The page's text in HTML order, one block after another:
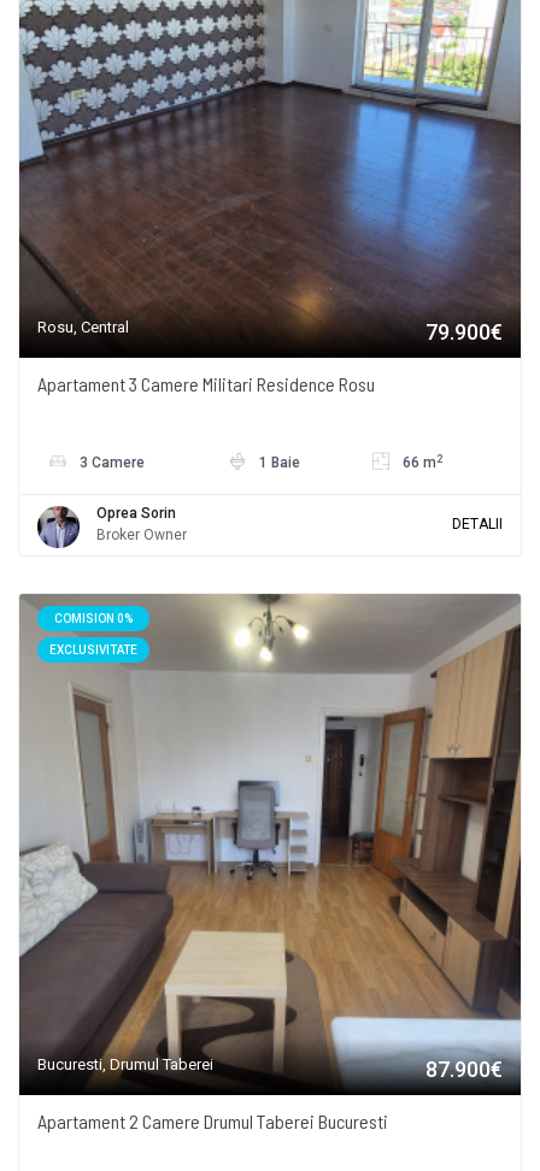
Rosu, Central 79.900€
Apartament 3 Camere Militari Residence Rosu
3 Camere 1 Baie 66 m 2
Oprea Sorin
Broker Owner
DETALII
COMISION 0%
EXCLUSIVITATE
Bucuresti, Drumul Taberei 87.900€
Apartament 2 Camere Drumul Taberei Bucuresti